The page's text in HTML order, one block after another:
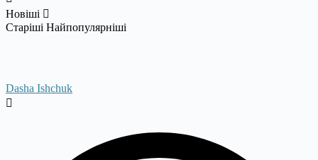
Новіші
Старіші Найпопулярніші
Dasha Ishchuk